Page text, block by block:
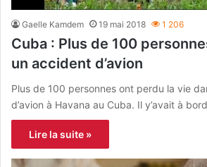
Gaelle Kamdem 19 mai 2018 1 206
Cuba : Plus de 100
un accident d’avion
Plus de 100 personnes ont perdu la vie
d’avion à Havana au Cuba. Il y’avait à
Lire la suite »